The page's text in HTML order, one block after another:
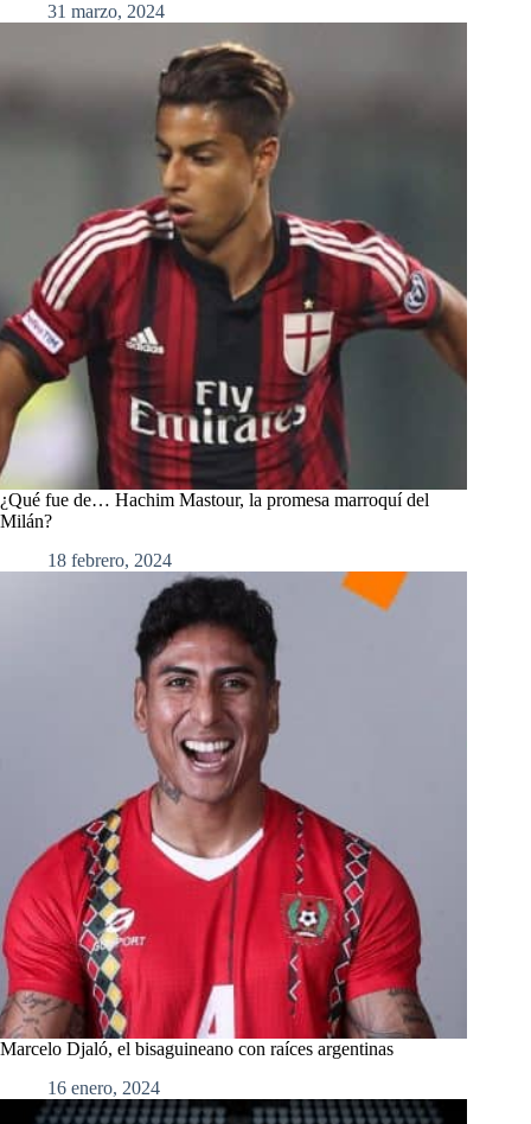
31 marzo, 2024
¿Qué fue de… Hachim Mastour, la promesa marroquí del
Milán?
18 febrero, 2024
Marcelo Djaló, el bisaguineano con raíces argentinas
16 enero, 2024